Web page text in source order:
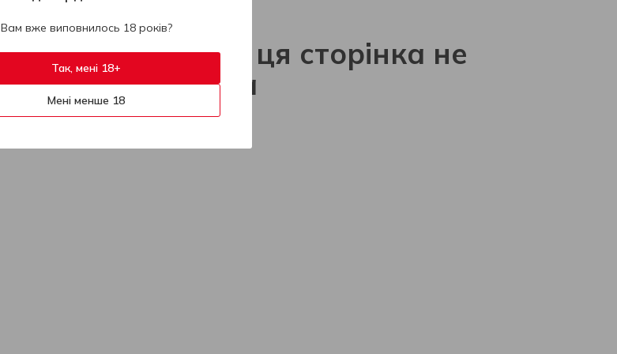
На жаль, ця сторінка не
знайдена
Вам вже виповнилось 18 років?
Так, мені 18+
Мені менше 18